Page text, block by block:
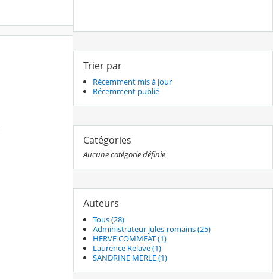
Trier par
Récemment mis à jour
Récemment publié
Catégories
Aucune catégorie définie
Auteurs
Tous (28)
Administrateur jules-romains (25)
HERVE COMMEAT (1)
Laurence Relave (1)
SANDRINE MERLE (1)